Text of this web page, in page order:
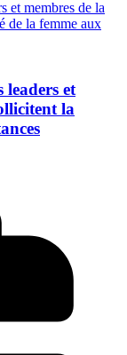
leaders et
la